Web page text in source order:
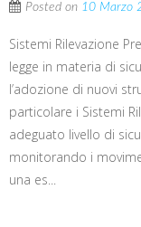
Posted on 10 Marzo
Sistemi Rilevazione
legge in materia di
l’adozione di nuovi
particolare i Sistemi
adeguato livello di
monitorando i
una es...